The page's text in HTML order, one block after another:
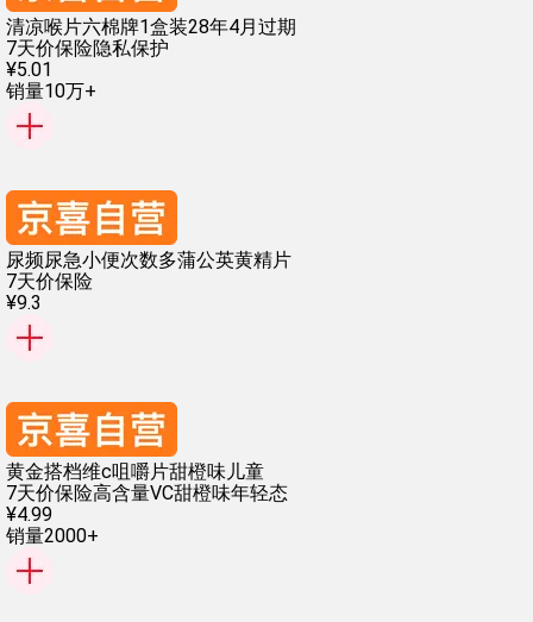
清凉喉片六棉牌1盒装28年4月过期
7天价保险隐私保护
¥5.01
销量10万+
尿频尿急小便次数多蒲公英黄精片
7天价保险
¥9.3
黄金搭档维c咀嚼片甜橙味儿童
7天价保险高含量VC甜橙味年轻态
¥4.99
销量2000+